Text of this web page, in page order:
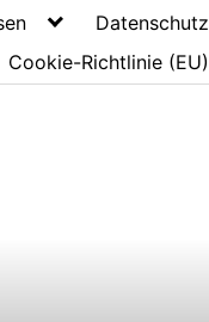
Datenschutz
Cookie-Richtlinie (EU)